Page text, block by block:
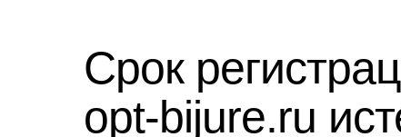
Срок
opt-bijure.ru